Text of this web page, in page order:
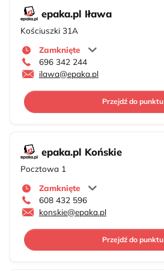
epaka.pl Iława
Kościuszki 31A
Zamknięte
696 342 244
ilawa@epaka.pl
Przejdź do punktu
epaka.pl Końskie
Pocztowa 1
Zamknięte
608 432 596
konskie@epaka.pl
Przejdź do punktu